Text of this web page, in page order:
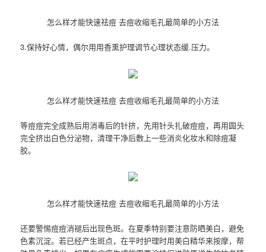
怎么样才能快速祛痘 去痘收缩毛孔最简单的小方法
3.保持好心情，偶尔用用香熏护理调节心理状态缓.压力。
怎么样才能快速祛痘 去痘收缩毛孔最简单的小方法
等痘痘完全成熟后用消毒后的针挤，先用针头扎破痘痘，再用圆头
完全挤出白色分泌物，清理干净后敷上一些消炎化妆水和除痘凝
胶。
怎么样才能快速祛痘 去痘收缩毛孔最简单的小方法
还要警惕痘痘消褪后出现色斑。在夏季特别要注意防晒美白，避免
色素沉淀。若已经产生斑点，在平时护理时用美白精华来按摩，帮